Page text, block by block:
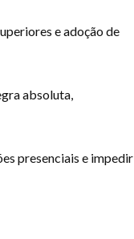
e adoção de
absoluta,
presenciais e impedir